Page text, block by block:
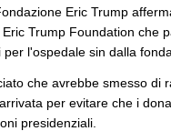
Eric Trump
Trump Foundation che
l'ospedale sin dalla
che avrebbe smesso di
per evitare che i
presidenziali.